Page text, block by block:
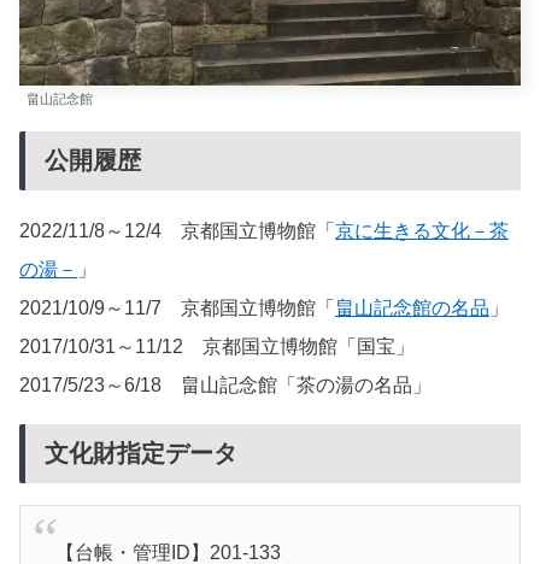
畠山記念館
公開履歴
2022/11/8～12/4 京都国立博物館「 京に生きる文化－茶
の湯－ 」
2021/10/9～11/7 京都国立博物館「 畠山記念館の名品 」
2017/10/31～11/12 京都国立博物館「国宝」
2017/5/23～6/18 畠山記念館「茶の湯の名品」
文化財指定データ
【台帳・管理ID】201-133